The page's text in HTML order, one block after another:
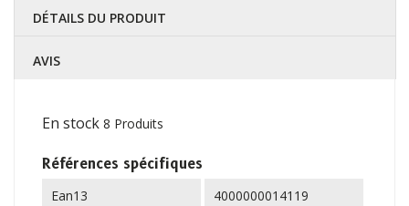
DÉTAILS DU PRODUIT
AVIS
En stock 8 Produits
Références spécifiques
Ean13 4000000014119